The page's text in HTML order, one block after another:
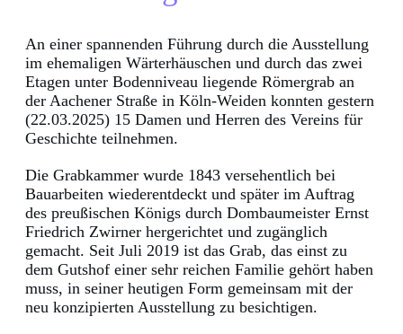
An einer spannenden Führung durch die Ausstellung
im ehemaligen Wärterhäuschen und durch das zwei
Etagen unter Bodenniveau liegende Römergrab an
der Aachener Straße in Köln-Weiden konnten gestern
(22.03.2025) 15 Damen und Herren des Vereins für
Geschichte teilnehmen.
Die Grabkammer wurde 1843 versehentlich bei
Bauarbeiten wiederentdeckt und später im Auftrag
des preußischen Königs durch Dombaumeister Ernst
Friedrich Zwirner hergerichtet und zugänglich
gemacht. Seit Juli 2019 ist das Grab, das einst zu
dem Gutshof einer sehr reichen Familie gehört haben
muss, in seiner heutigen Form gemeinsam mit der
neu konzipierten Ausstellung zu besichtigen.